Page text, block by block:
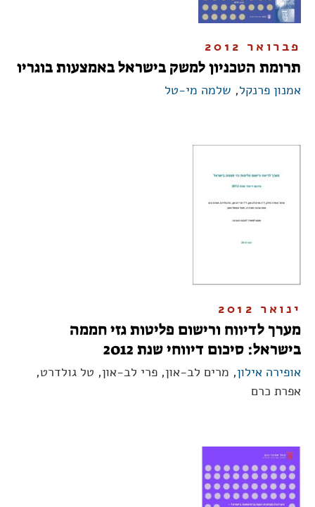
פברואר 2012
תרומת הטכניון למשק בישראל באמצעות בוגריו
אמנון פרנקל, שלמה מי-טל
ינואר 2012
מערך לדיווח ורישום פליטות גזי חממה
בישראל: סיכום דיווחי שנת 2012
אופירה אילון, מרים לב-און, פרי לב-און, טל גולדרט,
אפרת כרם